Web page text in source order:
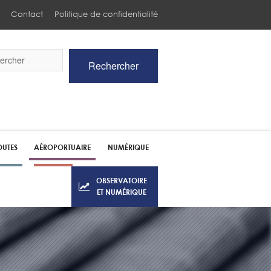
Contact Politique de confidentialité
Rechercher
AÉROPORTUAIRE NUMÉRIQUE
OBSERVATOIRE
ET NUMÉRIQUE